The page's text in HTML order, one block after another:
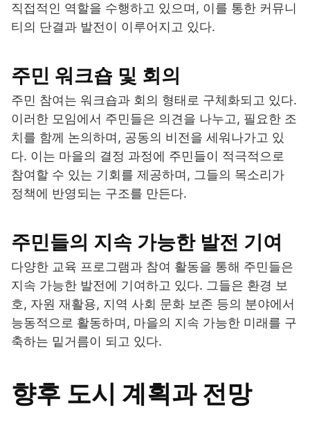
직접적인 역할을 수행하고 있으며, 이를 통한 커뮤니
티의 단결과 발전이 이루어지고 있다.
주민 워크숍 및 회의
주민 참여는 워크숍과 회의 형태로 구체화되고 있다.
이러한 모임에서 주민들은 의견을 나누고, 필요한 조
치를 함께 논의하며, 공동의 비전을 세워나가고 있
다. 이는 마을의 결정 과정에 주민들이 적극적으로
참여할 수 있는 기회를 제공하며, 그들의 목소리가
정책에 반영되는 구조를 만든다.
주민들의 지속 가능한 발전 기여
다양한 교육 프로그램과 참여 활동을 통해 주민들은
지속 가능한 발전에 기여하고 있다. 그들은 환경 보
호, 자원 재활용, 지역 사회 문화 보존 등의 분야에서
능동적으로 활동하며, 마을의 지속 가능한 미래를 구
축하는 밑거름이 되고 있다.
향후 도시 계획과 전망